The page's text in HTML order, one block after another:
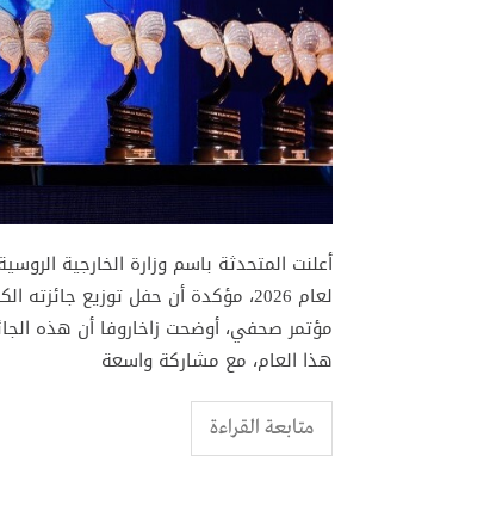
أعلنت المتحدثة باسم وزارة الخارجية
لعام 2026، مؤكدة أن حفل توزيع
مؤتمر صحفي، أوضحت زاخاروفا أن هذه
هذا العام، مع مشاركة واسعة
متابعة القراءة